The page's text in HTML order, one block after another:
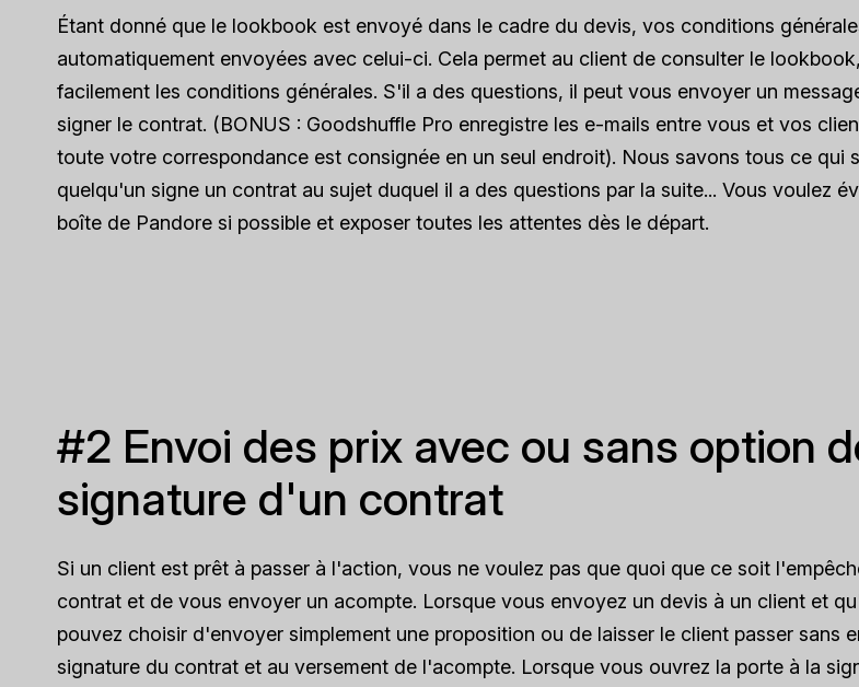
Étant donné que le lookbook est envoyé dans le cadre du devis, vos conditions
automatiquement envoyées avec celui-ci. Cela permet au client de consulter le
facilement les conditions générales. S'il a des questions, il peut vous envoyer un
signer le contrat. (BONUS : Goodshuffle Pro enregistre les e-mails entre vous et vos
toute votre correspondance est consignée en un seul endroit). Nous savons tous ce qui
quelqu'un signe un contrat au sujet duquel il a des questions par la suite... Vous voulez
boîte de Pandore si possible et exposer toutes les attentes dès le départ.
#2 Envoi des prix avec ou sans option
signature d'un contrat
Si un client est prêt à passer à l'action, vous ne voulez pas que quoi que ce soit
contrat et de vous envoyer un acompte. Lorsque vous envoyez un devis à un client et
pouvez choisir d'envoyer simplement une proposition ou de laisser le client passer sans
signature du contrat et au versement de l'acompte. Lorsque vous ouvrez la porte à la